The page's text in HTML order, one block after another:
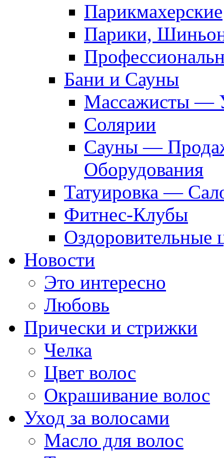
Парикмахерские
Парики,
Бани и Сауны
Массажисты —
Солярии
Сауны —
Оборудования
Татуировка —
Фитнес-Клубы
Оздоровительные
Новости
Это интересно
Любовь
Прически и стрижки
Челка
Цвет волос
Окрашивание волос
Уход за волосами
Масло для волос